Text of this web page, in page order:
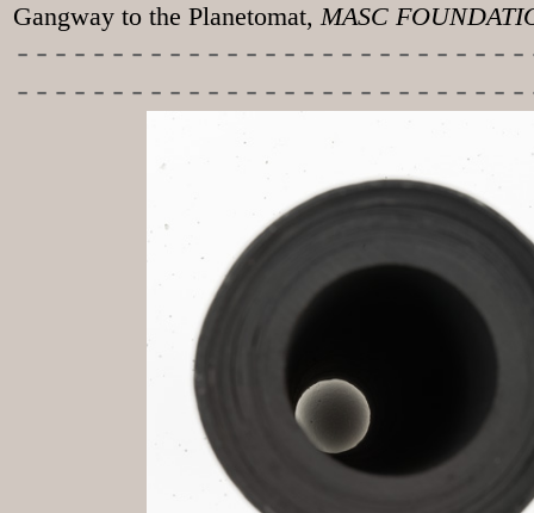
Gangway to the Planetomat, MASC
-----------